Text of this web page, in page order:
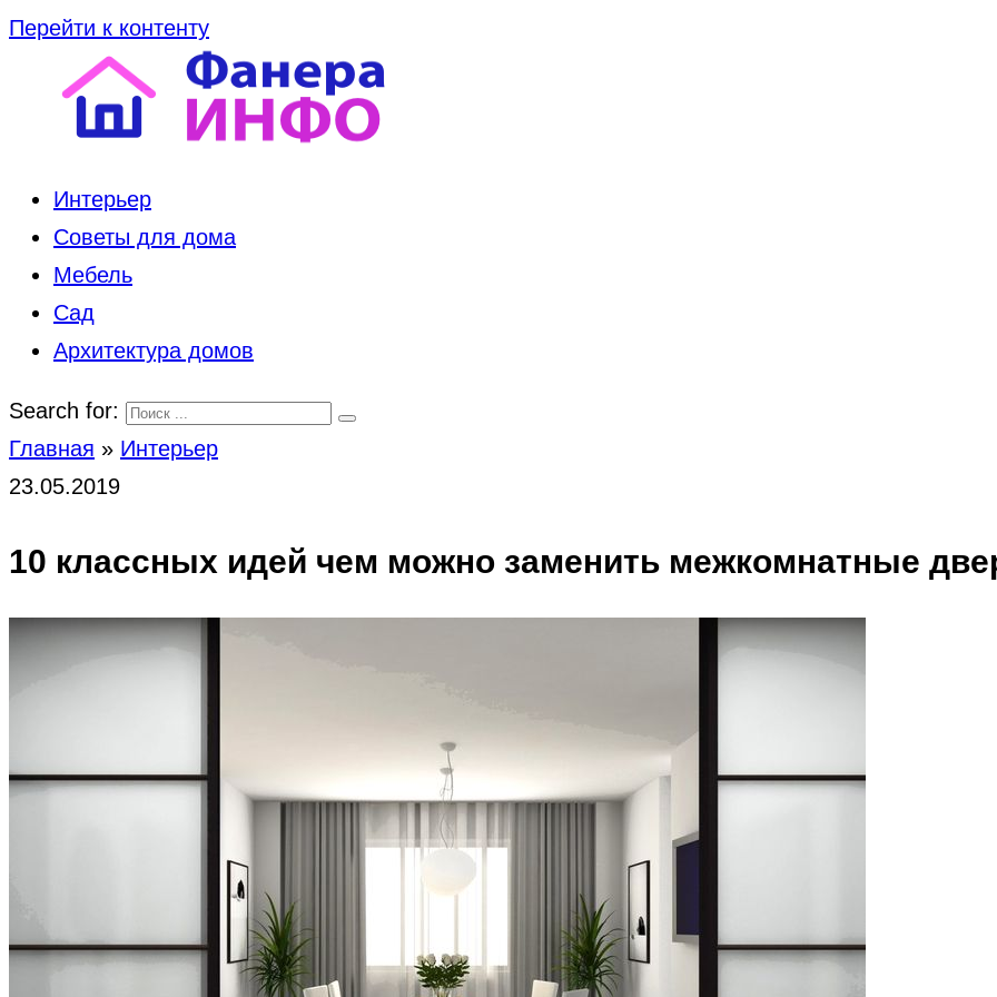
Перейти к контенту
Интерьер
Советы для дома
Мебель
Сад
Архитектура домов
Search for:
Главная » Интерьер
23.05.2019
10 классных идей чем можно заменить межкомнатные